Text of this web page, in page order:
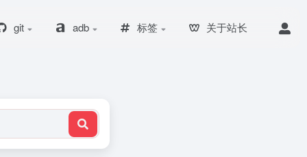
git adb 标签 关于站长